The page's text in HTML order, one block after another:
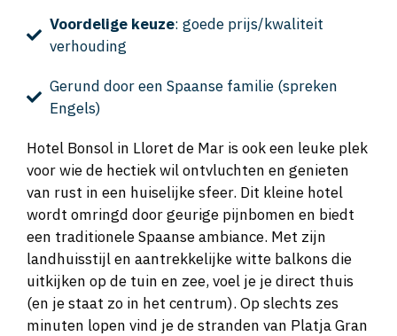
Voordelige keuze: goede prijs/kwaliteit
verhouding
Gerund door een Spaanse familie (spreken
Engels)
Hotel Bonsol in Lloret de Mar is ook een leuke plek
voor wie de hectiek wil ontvluchten en genieten
van rust in een huiselijke sfeer. Dit kleine hotel
wordt omringd door geurige pijnbomen en biedt
een traditionele Spaanse ambiance. Met zijn
landhuisstijl en aantrekkelijke witte balkons die
uitkijken op de tuin en zee, voel je je direct thuis
(en je staat zo in het centrum). Op slechts zes
minuten lopen vind je de stranden van Platja Gran